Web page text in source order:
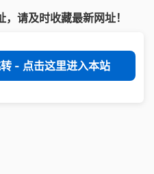
请及时收藏最新网址！
- 点击这里进入本站